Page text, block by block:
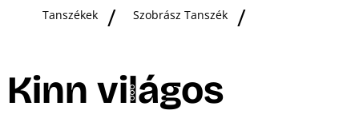
Tanszékek
Szobrász Tanszék
Kinn világos